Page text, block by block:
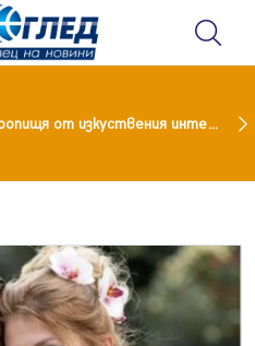
Лияна пропищя от изкуствения интелект